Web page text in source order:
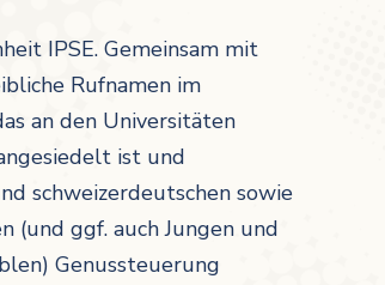
IPSE. Gemeinsam mit
Rufnamen im
an den Universitäten
ist und
schweizerdeutschen sowie
(und ggf. auch Jungen und
Genussteuerung